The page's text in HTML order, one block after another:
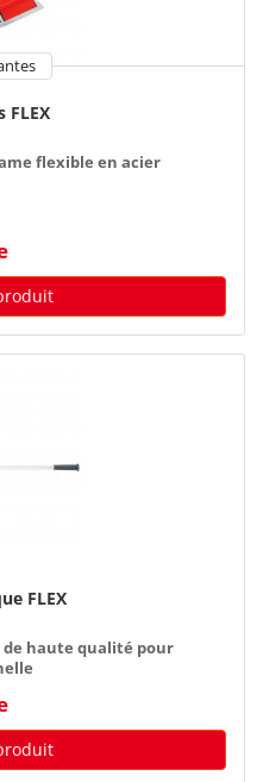
FLEX
flexible en acier
FLEX
de haute qualité pour